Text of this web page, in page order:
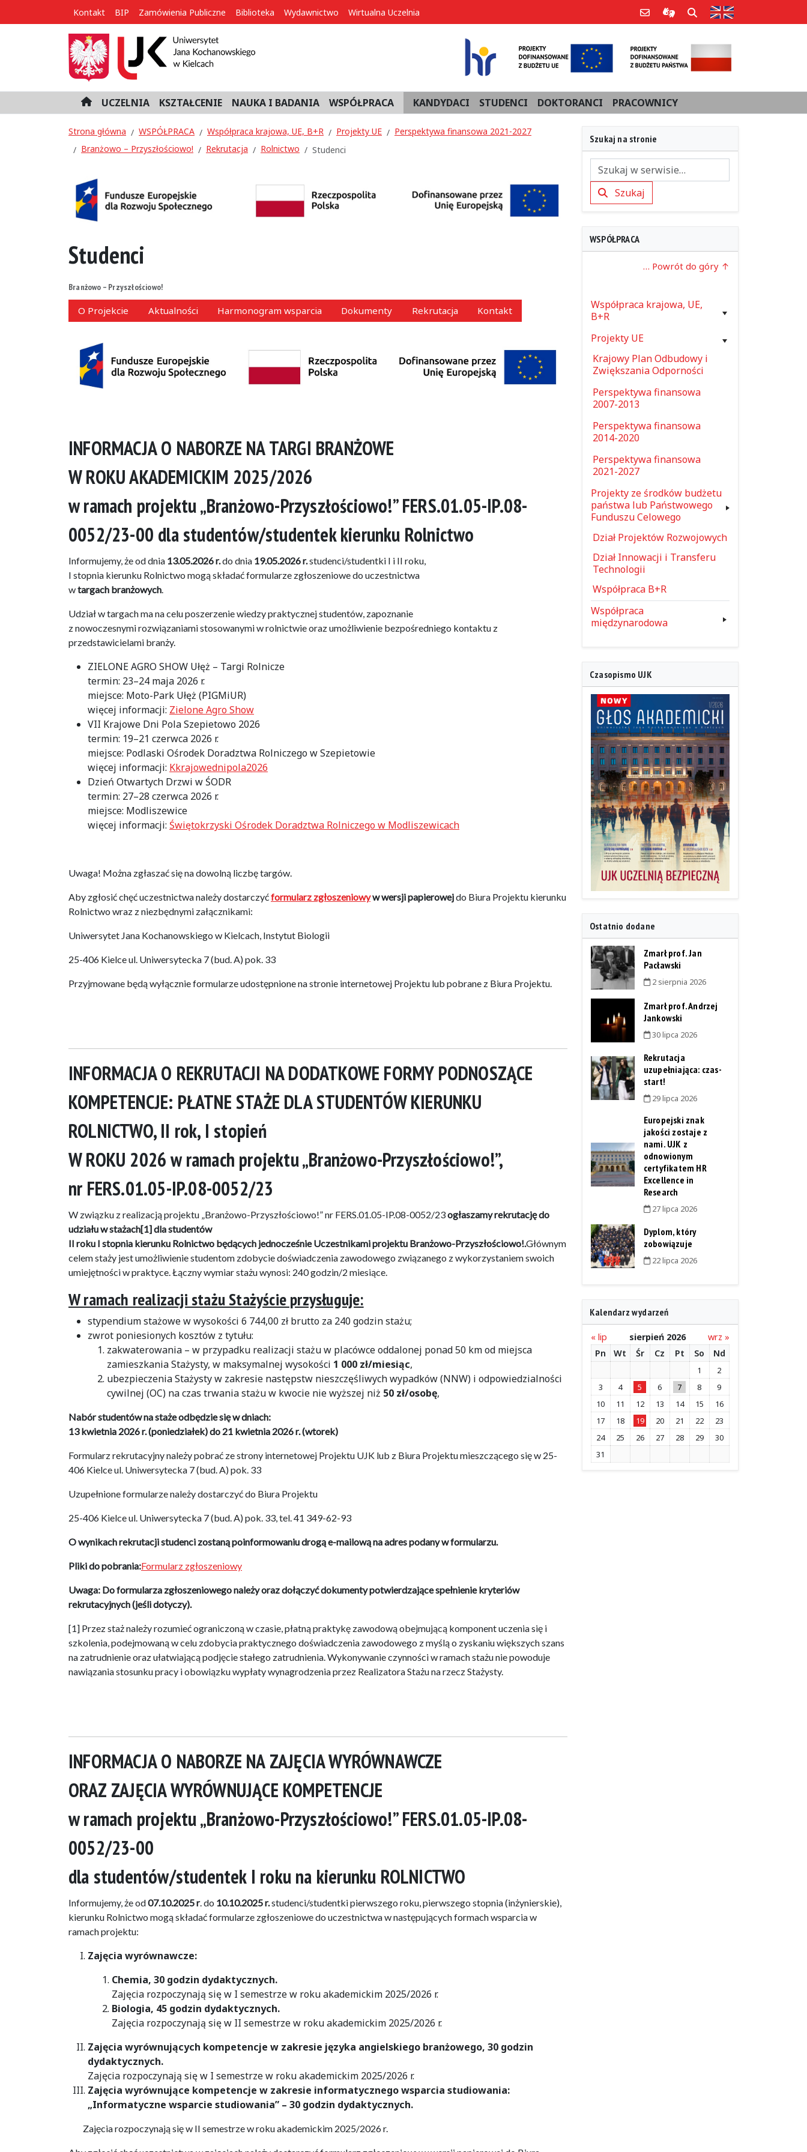
Kontakt BIP Zamówienia Publiczne Biblioteka Wydawnictwo Wirtualna Uczelnia Poczta e-mailInformacje dla użytkowników
Szukaj Strona w języku
H
o
m
e
UCZELNIA KSZTAŁCENIE NAUKA I BADANIA WSPÓŁPRACA KANDYDACI STUDENCI DOKTORANCI PRACOWNICY
Strona główna WSPÓŁPRACA Współpraca krajowa, UE, B+R Projekty UE
Perspektywa finansowa 2021-2027
Branżowo – Przyszłościowo!
Rekrutacja Rolnictwo Studenci
Studenci
Branżowo – Przyszłościowo!
O Projekcie Aktualności Harmonogram wsparcia Dokumenty Rekrutacja Kontakt
INFORMACJA O NABORZE NA TARGI BRANŻOWE
W ROKU AKADEMICKIM 2025/2026
w ramach projektu „Branżowo-Przyszłościowo!” FERS.01.05-IP.08-
0052/23-00 dla studentów/studentek kierunku Rolnictwo
Informujemy, że od dnia 13.05.2026 r.do dnia 19.05.2026 r.studenci/studentki I i II roku,
I stopnia kierunku Rolnictwo mogą składać formularze zgłoszeniowe do uczestnictwa
wtargach branżowych.
Udział w targach ma na celu poszerzenie wiedzy praktycznej studentów, zapoznanie
z nowoczesnymi rozwiązaniami stosowanymi w rolnictwie oraz umożliwienie bezpośredniego kontaktu z
przedstawicielami branży.
ZIELONE AGRO SHOW Ułęż – Targi Rolnicze
termin: 23–24 maja 2026 r.
miejsce: Moto-Park Ułęż (PIGMiUR)
więcej informacji: Zielone Agro Show
VII Krajowe Dni Pola Szepietowo 2026
termin: 19–21 czerwca 2026 r.
miejsce: Podlaski Ośrodek Doradztwa Rolniczego w Szepietowie
więcej informacji: Kkrajowednipola2026
Dzień Otwartych Drzwi w ŚODR
termin: 27–28 czerwca 2026 r.
miejsce: Modliszewice
więcej informacji: Świętokrzyski Ośrodek Doradztwa Rolniczego w Modliszewicach
Uwaga! Można zgłaszać się na dowolną liczbę targów.
Aby zgłosić chęć uczestnictwa należy dostarczyćformularz zgłoszeniowyw wersji papierowejdo Biura Projektu kierunku
Rolnictwo wraz z niezbędnymi załącznikami:
Uniwersytet Jana Kochanowskiego w Kielcach, Instytut Biologii
25-406 Kielce ul. Uniwersytecka 7 (bud. A) pok. 33
Przyjmowane będą wyłącznie formularze udostępnione na stronie internetowej Projektu lub pobrane z Biura Projektu.
INFORMACJA O REKRUTACJI NA DODATKOWE FORMY PODNOSZĄCE
KOMPETENCJE: PŁATNE STAŻE DLA STUDENTÓW KIERUNKU
ROLNICTWO, II rok, I stopień
W ROKU 2026 w ramach projektu „Branżowo-Przyszłościowo!”,
nr FERS.01.05-IP.08-0052/23
W związku z realizacją projektu „Branżowo-Przyszłościowo!” nr FERS.01.05-IP.08-0052/23ogłaszamy rekrutację do
udziału w stażach[1] dla studentów
II roku I stopnia kierunku Rolnictwo będących jednocześnie Uczestnikami projektu Branżowo-Przyszłościowo!.Głównym
celem staży jest umożliwienie studentom zdobycie doświadczenia zawodowego związanego z wykorzystaniem swoich
umiejętności w praktyce. Łączny wymiar stażu wynosi: 240 godzin/2 miesiące.
W ramach realizacji stażu Stażyście przysługuje:
stypendium stażowe w wysokości 6 744,00 zł brutto za 240 godzin stażu;
zwrot poniesionych kosztów z tytułu:
zakwaterowania – w przypadku realizacji stażu w placówce oddalonej ponad 50 km od miejsca
zamieszkania Stażysty, w maksymalnej wysokości 1 000 zł/miesiąc,
ubezpieczenia Stażysty w zakresie następstw nieszczęśliwych wypadków (NNW) i odpowiedzialności
cywilnej (OC) na czas trwania stażu w kwocie nie wyższej niż 50 zł/osobę,
Nabór studentów na staże odbędzie się w dniach:
13 kwietnia 2026 r. (poniedziałek) do 21 kwietnia 2026 r. (wtorek)
Formularz rekrutacyjny należy pobrać ze strony internetowej Projektu UJK lub z Biura Projektu mieszczącego się w 25-
406 Kielce ul. Uniwersytecka 7 (bud. A) pok. 33
Uzupełnione formularze należy dostarczyć do Biura Projektu
25-406 Kielce ul. Uniwersytecka 7 (bud. A) pok. 33, tel. 41 349-62-93
O wynikach rekrutacji studenci zostaną poinformowaniu drogą e-mailową na adres podany w formularzu.
Pliki do pobrania:Formularz zgłoszeniowy
Uwaga: Do formularza zgłoszeniowego należyoraz dołączyć dokumenty potwierdzające spełnienie kryteriów
rekrutacyjnych (jeśli dotyczy).
[1] Przez staż należy rozumieć ograniczoną w czasie, płatną praktykę zawodową obejmującą komponent uczenia się i
szkolenia, podejmowaną w celu zdobycia praktycznego doświadczenia zawodowego z myślą o zyskaniu większych szans
na zatrudnienie oraz ułatwiającą podjęcie stałego zatrudnienia. Wykonywanie czynności w ramach stażu nie powoduje
nawiązania stosunku pracy i obowiązku wypłaty wynagrodzenia przez Realizatora Stażu na rzecz Stażysty.
INFORMACJA O NABORZE NA ZAJĘCIA WYRÓWNAWCZE
ORAZ ZAJĘCIA WYRÓWNUJĄCE KOMPETENCJE
w ramach projektu „Branżowo-Przyszłościowo!” FERS.01.05-IP.08-
0052/23-00
dla studentów/studentek I roku na kierunku ROLNICTWO
Informujemy, że od07.10.2025 r. do 10.10.2025 r.studenci/studentki pierwszego roku, pierwszego stopnia (inżynierskie),
kierunku Rolnictwo mogą składać formularze zgłoszeniowe do uczestnictwa w następujących formach wsparcia w
ramach projektu:
Zajęcia wyrównawcze:
Chemia, 30 godzin dydaktycznych.
Zajęcia rozpoczynają się w I semestrze w roku akademickim 2025/2026 r.
Biologia, 45 godzin dydaktycznych.
Zajęcia rozpoczynają się w II semestrze w roku akademickim 2025/2026 r.
Zajęcia wyrównujących kompetencje w zakresie języka angielskiego branżowego, 30 godzin
dydaktycznych.
Zajęcia rozpoczynają się w I semestrze w roku akademickim 2025/2026 r.
Zajęcia wyrównujące kompetencje w zakresie informatycznego wsparcia studiowania:
„Informatyczne wsparcie studiowania” – 30 godzin dydaktycznych.
Zajęcia rozpoczynają się w II semestrze w roku akademickim 2025/2026 r.
Szukaj na stronie
SzukajSzukaj
WSPÓŁPRACA
… Powrót do góry
Współpraca krajowa, UE,
B+R
Projekty UE
Krajowy Plan Odbudowy i
Zwiększania Odporności
Perspektywa finansowa
2007-2013
Perspektywa finansowa
2014-2020
Perspektywa finansowa
2021-2027
Projekty ze środków budżetu
państwa lub Państwowego
Funduszu Celowego
Dział Projektów Rozwojowych
Dział Innowacji i Transferu
Technologii
Współpraca B+R
Współpraca
międzynarodowa
Czasopismo UJK
Ostatnio dodane
Zmarł prof. Jan
Pacławski
2 sierpnia 2026
Zmarł prof. Andrzej
Jankowski
30 lipca 2026
Rekrutacja
uzupełniająca: czas-
start!
29 lipca 2026
Europejski znak
jakości zostaje z
nami. UJK z
odnowionym
certyfikatem HR
Excellence in
Research
27 lipca 2026
Dyplom, który
zobowiązuje
22 lipca 2026
Kalendarz wydarzeń
« lip sierpień 2026
wrz »
Pn
Wt Śr Cz Pt So Nd
1
2
3
4 5 6 7 8
9
10
11 12 13 14 15
16
17
18 19 20 21 22
23
24
25 26 27 28 29
30
31